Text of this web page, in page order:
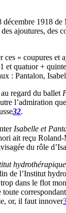
1918
ajoutures, des
ces « coupures
et quatuor +
: Pantalon,
regard du ballet
l’admiration
32.
Isabelle et
ait reçu
du rôle
hydrothérapique
de l’Institut
dans le flot
toute
or, il faut innover